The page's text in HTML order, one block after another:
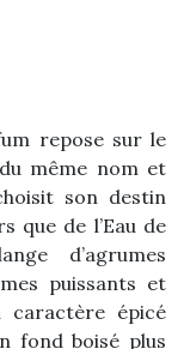
repose sur le
même nom et
son destin
que de l’Eau de
d’agrumes
puissants et
caractère épicé
fond boisé plus